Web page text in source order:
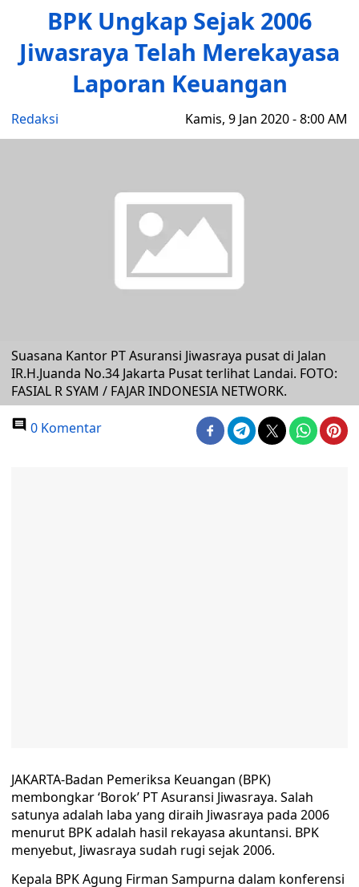
BPK Ungkap Sejak 2006
Jiwasraya Telah Merekayasa
Laporan Keuangan
Redaksi Kamis, 9 Jan 2020 - 8:00 AM
Suasana Kantor PT Asuransi Jiwasraya pusat di Jalan
IR.H.Juanda No.34 Jakarta Pusat terlihat Landai. FOTO:
FASIAL R SYAM / FAJAR INDONESIA NETWORK.
0 Komentar
JAKARTA-Badan Pemeriksa Keuangan (BPK)
membongkar ‘Borok’ PT Asuransi Jiwasraya. Salah
satunya adalah laba yang diraih Jiwasraya pada 2006
menurut BPK adalah hasil rekayasa akuntansi. BPK
menyebut, Jiwasraya sudah rugi sejak 2006.
Kepala BPK Agung Firman Sampurna dalam konferensi